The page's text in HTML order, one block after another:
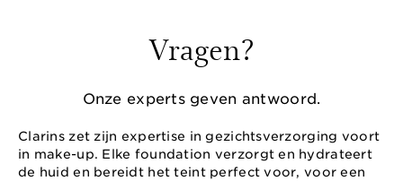
Vragen?
Onze experts geven antwoord.
Clarins zet zijn expertise in gezichtsverzorging voort
in make-up. Elke foundation verzorgt en hydrateert
de huid en bereidt het teint perfect voor, voor een